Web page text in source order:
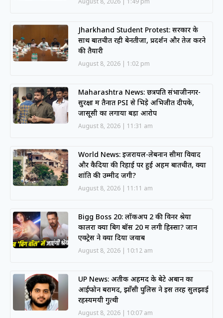
Jharkhand Student Protest: सरकार के
साथ बातचीत रही बेनतीजा, प्रदर्शन और तेज करने
की तैयारी
August 8, 2026 1:02 pm
Maharashtra News: छत्रपति संभाजीनगर-
सुरक्षा में तैनात PSI से भिड़े अभिजीत दीपके,
जासूसी का लगाया बड़ा आरोप
August 8, 2026 11:31 am
World News: इजरायल-लेबनान सीमा विवाद
और कैदियों की रिहाई पर हुई अहम बातचीत, क्या
शांति की उम्मीद जगी?
August 8, 2026 11:11 am
Bigg Boss 20: लॉकअप 2 की विनर श्रेया
कालरा क्या बिग बॉस 20 में लेंगी हिस्सा? जानें
एक्ट्रेस ने क्या दिया जवाब
August 8, 2026 10:12 am
UP News: अतीक अहमद के बेटे अबान का
आईफोन बरामद, झाँसी पुलिस ने इस तरह सुलझाई
रहस्यमयी गुत्थी
August 8, 2026 10:07 am